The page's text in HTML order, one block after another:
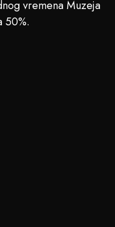
vremena Muzeja
50%.